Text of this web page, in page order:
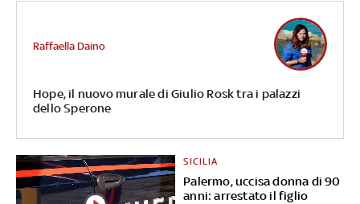
Hope, il nuovo murale di Giulio Rosk tra i palazzi
dello Sperone
Raffaella Daino
Palermo, uccisa donna di 90
anni: arrestato il figlio
SICILIA